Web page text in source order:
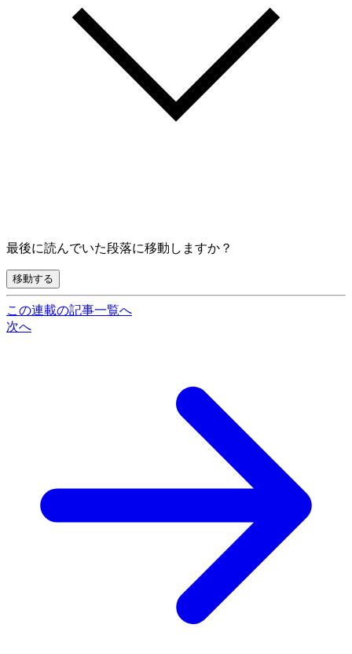
最後に読んでいた段落に移動しますか？
移動する
この連載の記事一覧へ
次へ